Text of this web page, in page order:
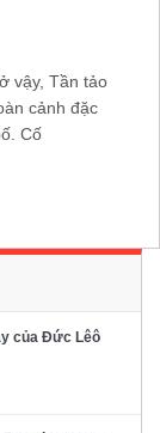
vậy, Tần tảo
cảnh đặc
Cố
của Đức Lêô